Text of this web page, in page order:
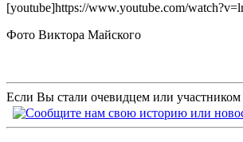
[youtube]https://www.youtube.com/
Фото Виктора Майского
Если Вы стали очевидцем или